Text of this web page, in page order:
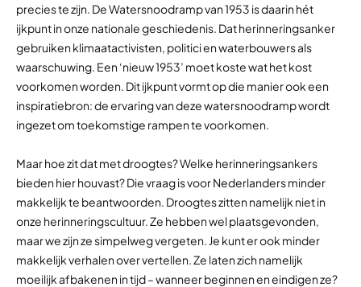
precies te zijn. De Watersnoodramp van 1953 is daarin hét
ijkpunt in onze nationale geschiedenis. Dat herinneringsanker
gebruiken klimaatactivisten, politici en waterbouwers als
waarschuwing. Een ‘nieuw 1953’ moet koste wat het kost
voorkomen worden. Dit ijkpunt vormt op die manier ook een
inspiratiebron: de ervaring van deze watersnoodramp wordt
ingezet om toekomstige rampen te voorkomen.
Maar hoe zit dat met droogtes? Welke herinneringsankers
bieden hier houvast? Die vraag is voor Nederlanders minder
makkelijk te beantwoorden. Droogtes zitten namelijk niet in
onze herinneringscultuur. Ze hebben wel plaatsgevonden,
maar we zijn ze simpelweg vergeten. Je kunt er ook minder
makkelijk verhalen over vertellen. Ze laten zich namelijk
moeilijk afbakenen in tijd – wanneer beginnen en eindigen ze?